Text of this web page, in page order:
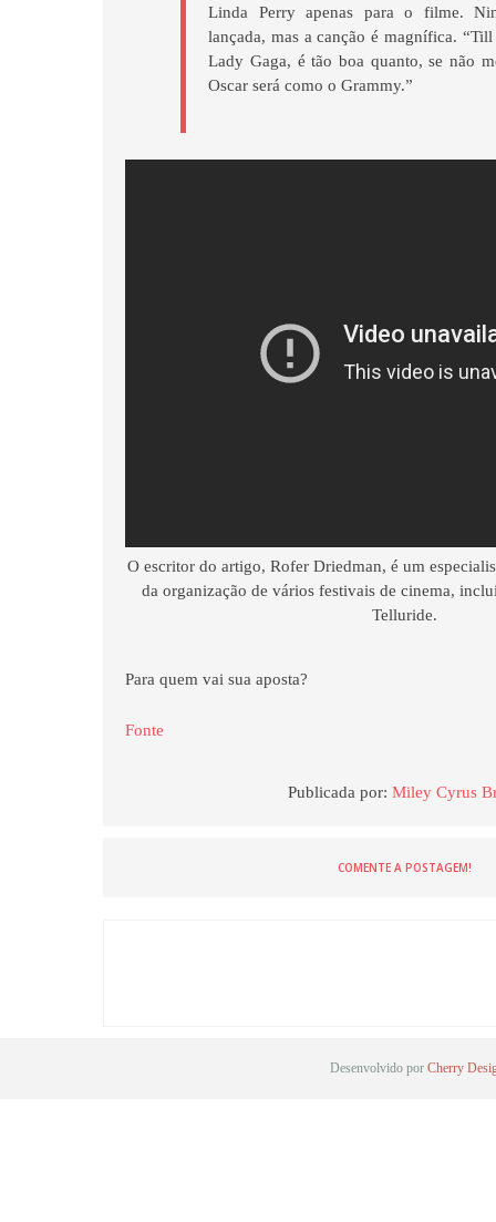
Linda Perry apenas para o filme.
lançada, mas a canção é magnífica.
Lady Gaga, é tão boa quanto, se não
Oscar será como o Grammy.”
O escritor do artigo, Rofer Driedman, é um
da organização de vários festivais de cinema,
Telluride.
Para quem vai sua aposta?
Fonte
Publicada por:Miley Cyrus
COMENTE A POSTAGEM!
Desenvolvido por Cherry